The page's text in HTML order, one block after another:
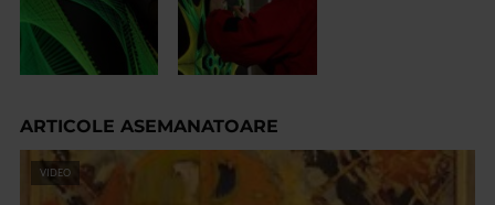
ARTICOLE ASEMANATOARE
VIDEO